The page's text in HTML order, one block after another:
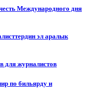
Международного дня
эл аралык
для журналистов
по бильярду и